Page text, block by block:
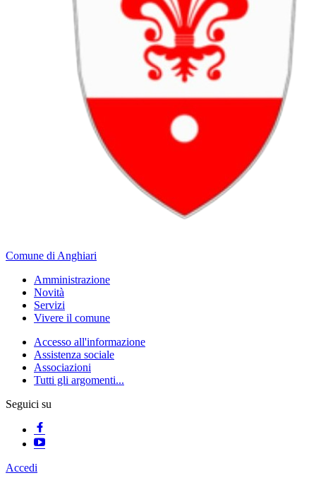
Comune di Anghiari
Amministrazione
Novità
Servizi
Vivere il comune
Accesso all'informazione
Assistenza sociale
Associazioni
Tutti gli argomenti...
Seguici su
Accedi